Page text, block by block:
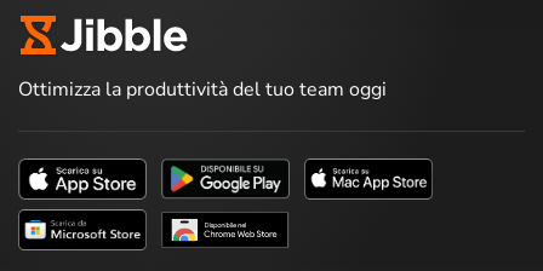
Ottimizza la produttività del tuo team oggi